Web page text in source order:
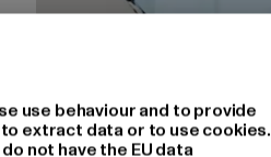
use behaviour and to provide
extract data or to use cookies.
not have the EU data